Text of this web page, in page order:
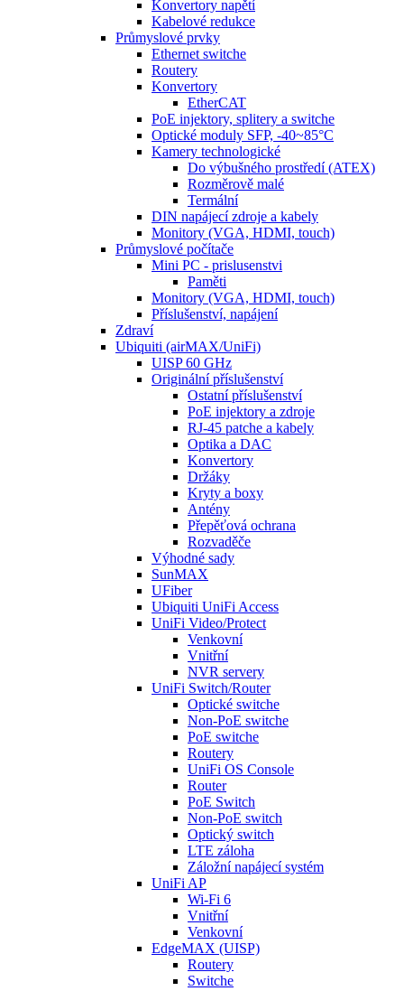
Konvertory napětí
Kabelové redukce
Průmyslové prvky
Ethernet switche
Routery
Konvertory
EtherCAT
PoE injektory, splitery a switche
Optické moduly SFP, -40~85°C
Kamery technologické
Do výbušného prostředí (ATEX)
Rozměrově malé
Termální
DIN napájecí zdroje a kabely
Monitory (VGA, HDMI, touch)
Průmyslové počítače
Mini PC - prislusenstvi
Paměti
Monitory (VGA, HDMI, touch)
Příslušenství, napájení
Zdraví
Ubiquiti (airMAX/UniFi)
UISP 60 GHz
Originální příslušenství
Ostatní příslušenství
PoE injektory a zdroje
RJ-45 patche a kabely
Optika a DAC
Konvertory
Držáky
Kryty a boxy
Antény
Přepěťová ochrana
Rozvaděče
Výhodné sady
SunMAX
UFiber
Ubiquiti UniFi Access
UniFi Video/Protect
Venkovní
Vnitřní
NVR servery
UniFi Switch/Router
Optické switche
Non-PoE switche
PoE switche
Routery
UniFi OS Console
Router
PoE Switch
Non-PoE switch
Optický switch
LTE záloha
Záložní napájecí systém
UniFi AP
Wi-Fi 6
Vnitřní
Venkovní
EdgeMAX (UISP)
Routery
Switche